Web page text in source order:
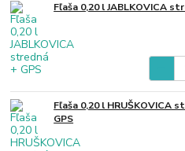
Fľaša 0,20 l JABLKOVICA
Fľaša 0,20 l HRUŠKOVICA
GPS